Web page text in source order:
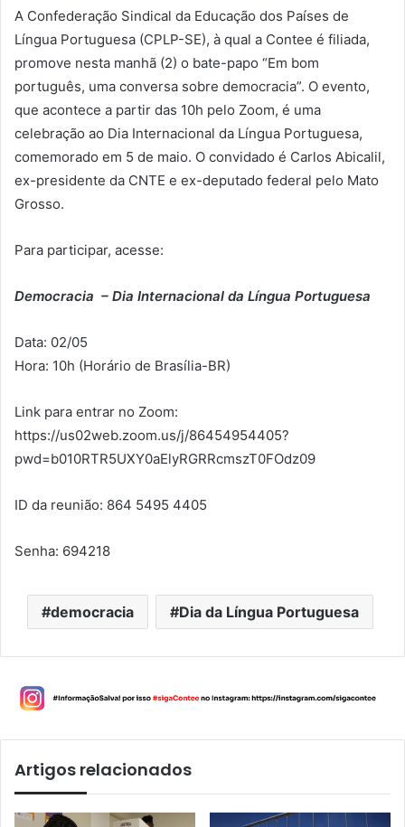
A Confederação Sindical da Educação dos Países de
Língua Portuguesa (CPLP-SE), à qual a Contee é filiada,
promove nesta manhã (2) o bate-papo “Em bom
português, uma conversa sobre democracia”. O evento,
que acontece a partir das 10h pelo Zoom, é uma
celebração ao Dia Internacional da Língua Portuguesa,
comemorado em 5 de maio. O convidado é Carlos Abicalil,
ex-presidente da CNTE e ex-deputado federal pelo Mato
Grosso.
Para participar, acesse:
Democracia – Dia Internacional da Língua Portuguesa
Data: 02/05
Hora: 10h (Horário de Brasília-BR)
Link para entrar no Zoom:
https://us02web.zoom.us/j/86454954405?
pwd=b010RTR5UXY0aElyRGRRcmszT0FOdz09
ID da reunião: 864 5495 4405
Senha: 694218
democracia Dia da Língua Portuguesa
Artigos relacionados